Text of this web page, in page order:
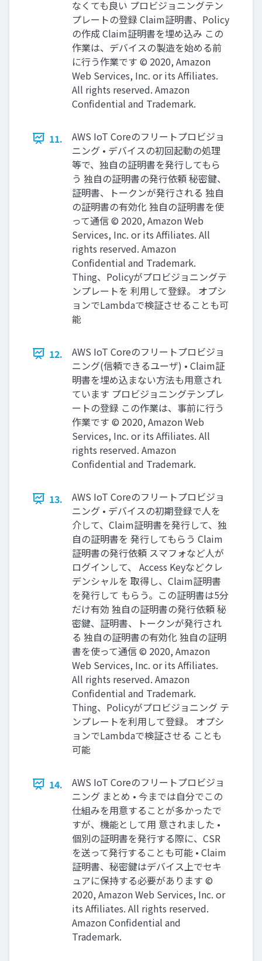
なくても良い プロビジョニングテン
プレートの登録 Claim証明書、Policy
の作成 Claim証明書を埋め込み この
作業は、デバイスの製造を始める前
に行う作業です © 2020, Amazon
Web Services, Inc. or its Affiliates.
All rights reserved. Amazon
Confidential and Trademark.
11.
AWS IoT Coreのフリートプロビジョ
ニング • デバイスの初回起動の処理
等で、独⾃の証明書を発⾏してもら
う 独自の証明書の発行依頼 秘密鍵、
証明書、トークンが発行される 独自
の証明書の有効化 独自の証明書を使
って通信 © 2020, Amazon Web
Services, Inc. or its Affiliates. All
rights reserved. Amazon
Confidential and Trademark.
Thing、Policyがプロビジョニングテ
ンプレートを 利用して登録。 オプシ
ョンでLambdaで検証させることも可
能
12.
AWS IoT Coreのフリートプロビジョ
ニング(信頼できるユーザ) • Claim証
明書を埋め込まない⽅法も⽤意され
ています プロビジョニングテンプレ
ートの登録 この作業は、事前に行う
作業です © 2020, Amazon Web
Services, Inc. or its Affiliates. All
rights reserved. Amazon
Confidential and Trademark.
13.
AWS IoT Coreのフリートプロビジョ
ニング • デバイスの初期登録で⼈を
介して、Claim証明書を発⾏して、独
⾃の証明書を 発⾏してもらう Claim
証明書の発行依頼 スマフォなど人が
ログインして、 Access Keyなどクレ
デンシャルを 取得し、Claim証明書
を発行して もらう。この証明書は5分
だけ有効 独自の証明書の発行依頼 秘
密鍵、証明書、トークンが発行され
る 独自の証明書の有効化 独自の証明
書を使って通信 © 2020, Amazon
Web Services, Inc. or its Affiliates.
All rights reserved. Amazon
Confidential and Trademark.
Thing、Policyがプロビジョニング テ
ンプレートを利用して登録。 オプシ
ョンでLambdaで検証させる ことも
可能
14.
AWS IoT Coreのフリートプロビジョ
ニング まとめ • 今までは⾃分でこの
仕組みを⽤意することが多かったで
すが、機能として⽤ 意されました •
個別の証明書を発⾏する際に、CSR
を送って発⾏することも可能 • Claim
証明書、秘密鍵はデバイス上でセキ
ュアに保持する必要があります ©
2020, Amazon Web Services, Inc. or
its Affiliates. All rights reserved.
Amazon Confidential and
Trademark.